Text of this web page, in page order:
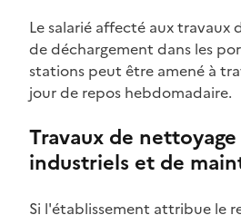
Le salarié affecté aux travaux
de déchargement dans les
stations peut être amené à
jour de repos hebdomadaire.
Travaux de
industriels et de
Si l'établissement attribue le